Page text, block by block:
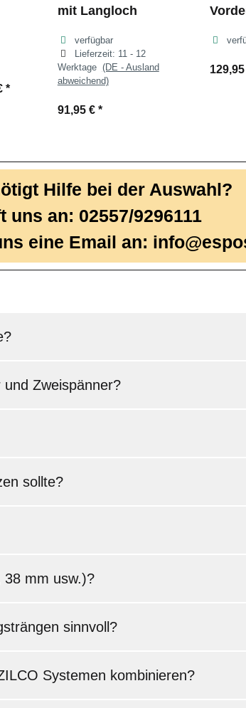
*
mit Langloch
verfügbar
Lieferzeit: 11 - 12
Werktage (DE - Ausland
abweichend)
91,95 € *
Hilfe bei der Auswahl?
uns an: 02557/9296111
eine Email an:
Zweispänner?
sollte?
mm usw.)?
sinnvoll?
Systemen kombinieren?